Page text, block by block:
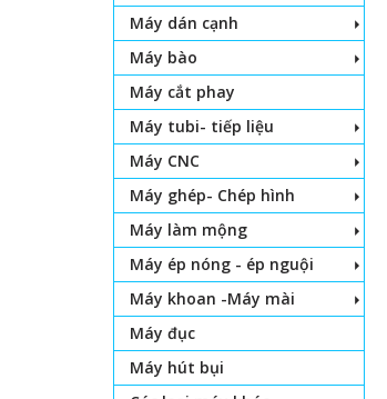
Máy dán cạnh
Máy bào
Máy cắt phay
Máy tubi- tiếp liệu
Máy CNC
Máy ghép- Chép hình
Máy làm mộng
Máy ép nóng - ép nguội
Máy khoan -Máy mài
Máy đục
Máy hút bụi